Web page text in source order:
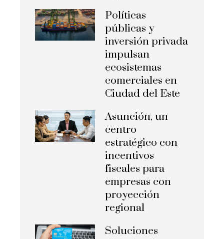
Políticas
públicas y
inversión privada
impulsan
ecosistemas
comerciales en
Ciudad del Este
Asunción, un
centro
estratégico con
incentivos
fiscales para
empresas con
proyección
regional
Soluciones